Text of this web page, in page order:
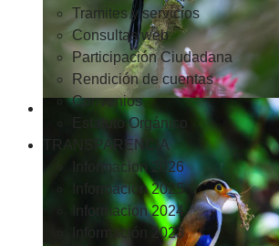
Tramites y servicios
Consultas web
Participación Ciudadana
Rendición de cuentas
Convenios
Estatuto Orgánico
TRANSPARENCIA
Informacion 2026
Informacion 2025
Informacion 2024
Información 2023